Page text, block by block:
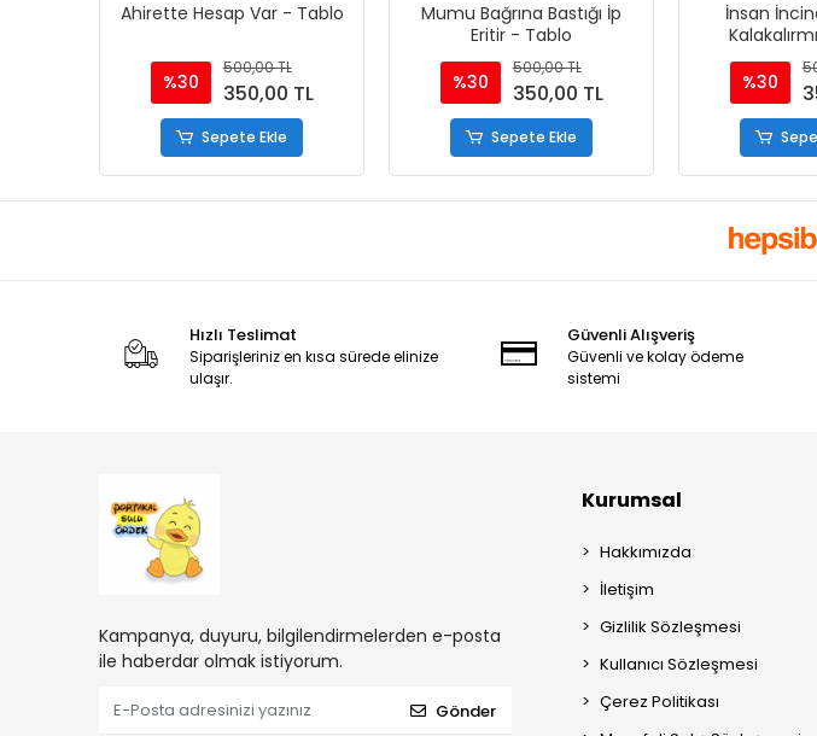
Ahirette Hesap Var - Tablo
%30
500,00 TL
350,00 TL
Sepete Ekle
Mumu Bağrına Bastığı İp
Eritir - Tablo
%30
500,00 TL
350,00 TL
Sepete Ekle
İnsan
%30
Hızlı Teslimat
Siparişleriniz en kısa sürede elinize
ulaşır.
Güvenli Alışveriş
Güvenli ve kolay ödeme
sistemi
Kampanya, duyuru, bilgilendirmelerden e-posta
ile haberdar olmak istiyorum.
Gönder
Kurumsal
Hakkımızda
İletişim
Gizlilik Sözleşmesi
Kullanıcı Sözleşmesi
Çerez Politikası